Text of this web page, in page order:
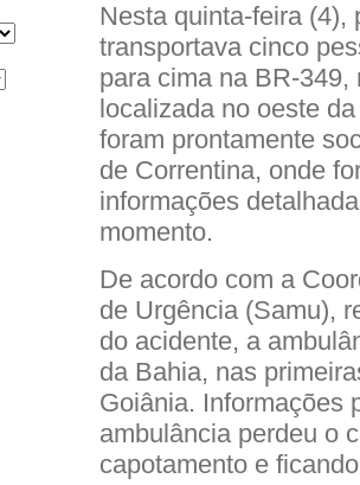
Nesta quinta-feira (4),
transportava cinco
para cima na BR-
localizada no oeste
foram prontamente
de Correntina, onde
informações
momento.
De acordo com a
de Urgência (Samu),
do acidente, a
da Bahia, nas
Goiânia. Informações
ambulância perdeu o
capotamento e